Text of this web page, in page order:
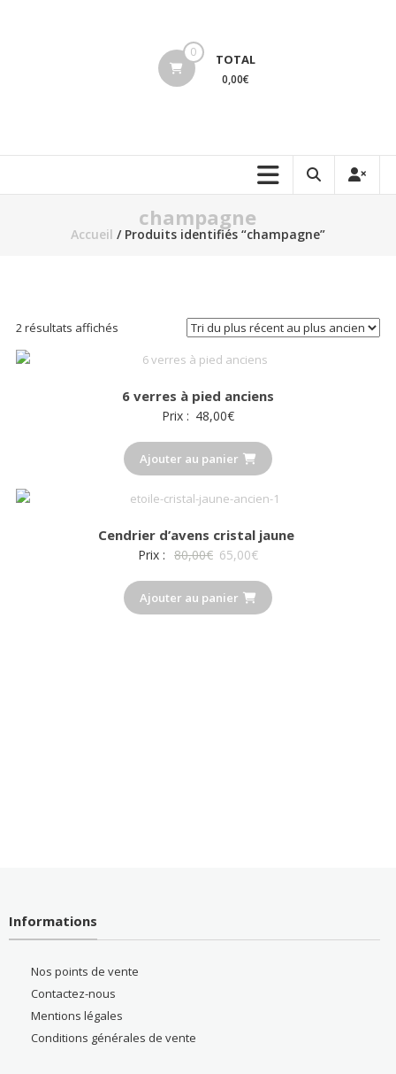
lucinevintage 0 TOTAL
0,00€
champagne
Accueil / Produits identifiés “champagne”
2 résultats affichésTrié
ancien
6 verres à pied anciens
Prix : 48,00€
Ajouter au panier
Cendrier d’avens cristal jaune
Prix : 80,00€ Le
initial
était :
65,00€Le
actuel
est :
Ajouter au panier
Informations
Nos points de vente
Contactez-nous
Mentions légales
Conditions générales de vente